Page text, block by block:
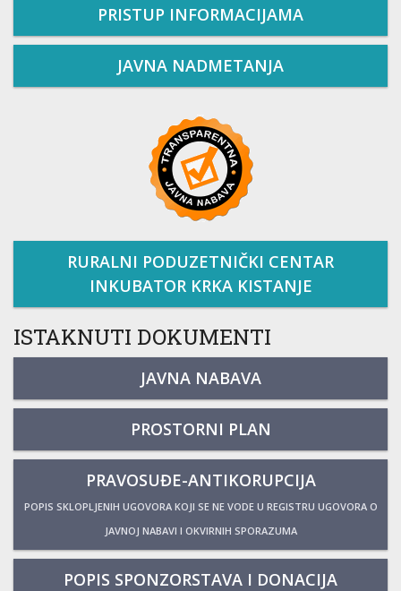
PRISTUP INFORMACIJAMA
JAVNA NADMETANJA
RURALNI PODUZETNIČKI CENTAR
INKUBATOR KRKA KISTANJE
ISTAKNUTI DOKUMENTI
JAVNA NABAVA
PROSTORNI PLAN
PRAVOSUĐE-ANTIKORUPCIJA
POPIS SKLOPLJENIH UGOVORA KOJI SE NE VODE U REGISTRU UGOVORA O
JAVNOJ NABAVI I OKVIRNIH SPORAZUMA
POPIS SPONZORSTAVA I DONACIJA